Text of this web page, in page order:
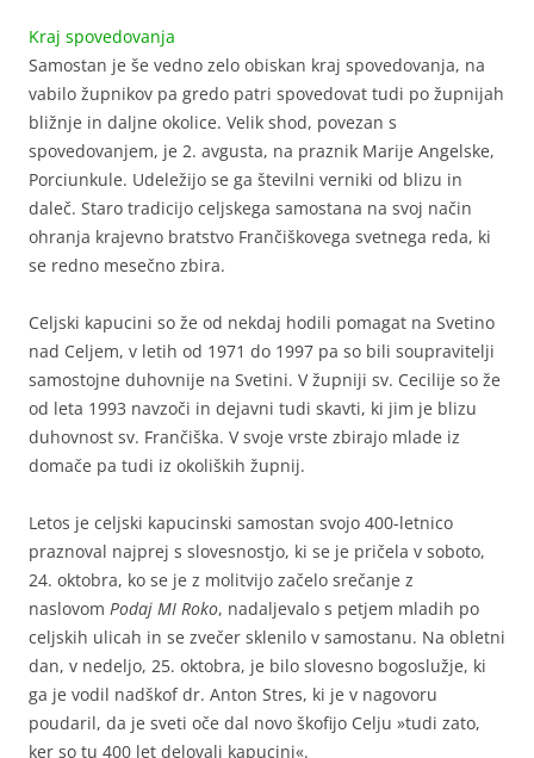
Kraj spovedovanja
Samostan je še vedno zelo obiskan kraj spovedovanja, na
vabilo župnikov pa gredo patri spovedovat tudi po župnijah
bližnje in daljne okolice. Velik shod, povezan s
spovedovanjem, je 2. avgusta, na praznik Marije Angelske,
Porciunkule. Udeležijo se ga številni verniki od blizu in
daleč. Staro tradicijo celjskega samostana na svoj način
ohranja krajevno bratstvo Frančiškovega svetnega reda, ki
se redno mesečno zbira.
Celjski kapucini so že od nekdaj hodili pomagat na Svetino
nad Celjem, v letih od 1971 do 1997 pa so bili soupravitelji
samostojne duhovnije na Svetini. V župniji sv. Cecilije so že
od leta 1993 navzoči in dejavni tudi skavti, ki jim je blizu
duhovnost sv. Frančiška. V svoje vrste zbirajo mlade iz
domače pa tudi iz okoliških župnij.
Letos je celjski kapucinski samostan svojo 400-letnico
praznoval najprej s slovesnostjo, ki se je pričela v soboto,
24. oktobra, ko se je z molitvijo začelo srečanje z
naslovom Podaj MI Roko, nadaljevalo s petjem mladih po
celjskih ulicah in se zvečer sklenilo v samostanu. Na obletni
dan, v nedeljo, 25. oktobra, je bilo slovesno bogoslužje, ki
ga je vodil nadškof dr. Anton Stres, ki je v nagovoru
poudaril, da je sveti oče dal novo škofijo Celju »tudi zato,
ker so tu 400 let delovali kapucini«.